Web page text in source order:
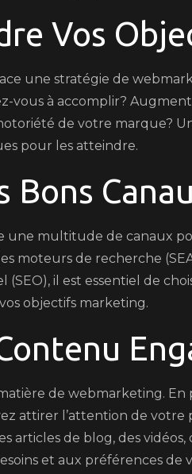
Vos
une stratégie de
vous à accomplir?
de votre marque?
pour les atteindre.
Bons
une multitude de canaux
moteurs de recherche
il est essentiel de
objectifs marketing.
de webmarketing.
attirer l’attention de
articles de blog, des
et aux préférences de